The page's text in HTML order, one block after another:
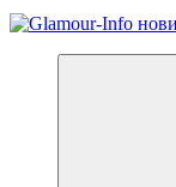
Секреты